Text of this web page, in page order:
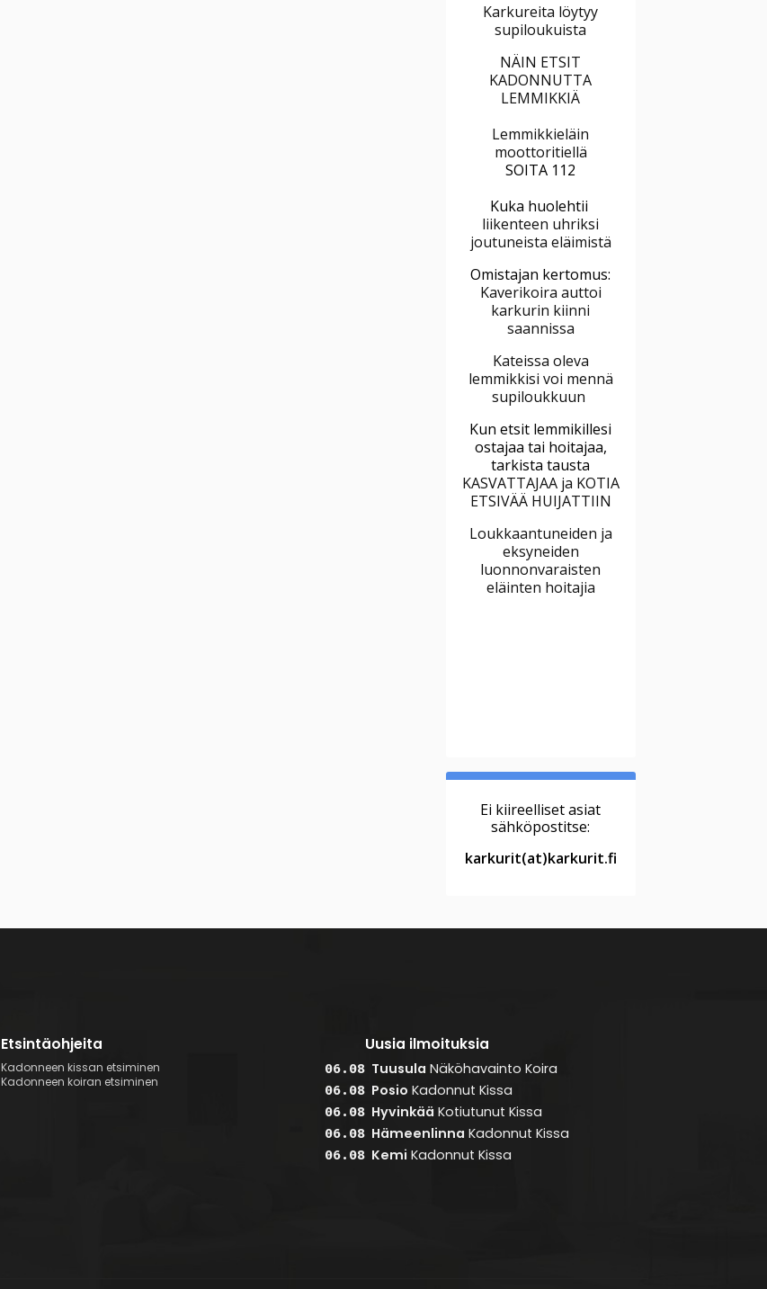
Karkureita löytyy
supiloukuista
NÄIN ETSIT
KADONNUTTA
LEMMIKKIÄ
Lemmikkieläin
moottoritiellä
SOITA 112
Kuka huolehtii
liikenteen uhriksi
joutuneista eläimistä
Omistajan kertomus:
Kaverikoira auttoi
karkurin kiinni
saannissa
Kateissa oleva
lemmikkisi voi mennä
supiloukkuun
Kun etsit lemmikillesi
ostajaa tai hoitajaa,
tarkista tausta
KASVATTAJAA ja KOTIA
ETSIVÄÄ HUIJATTIIN
Loukkaantuneiden ja
eksyneiden
luonnonvaraisten
eläinten hoitajia
Ei kiireelliset asiat
sähköpostitse:
karkurit(at)karkurit.fi
Etsintäohjeita
Kadonneen kissan etsiminen
Kadonneen koiran etsiminen
Uusia ilmoituksia
06.08 Tuusula Näköhavainto Koira
06.08 Posio Kadonnut Kissa
06.08 Hyvinkää Kotiutunut Kissa
06.08 Hämeenlinna Kadonnut Kissa
06.08 Kemi Kadonnut Kissa